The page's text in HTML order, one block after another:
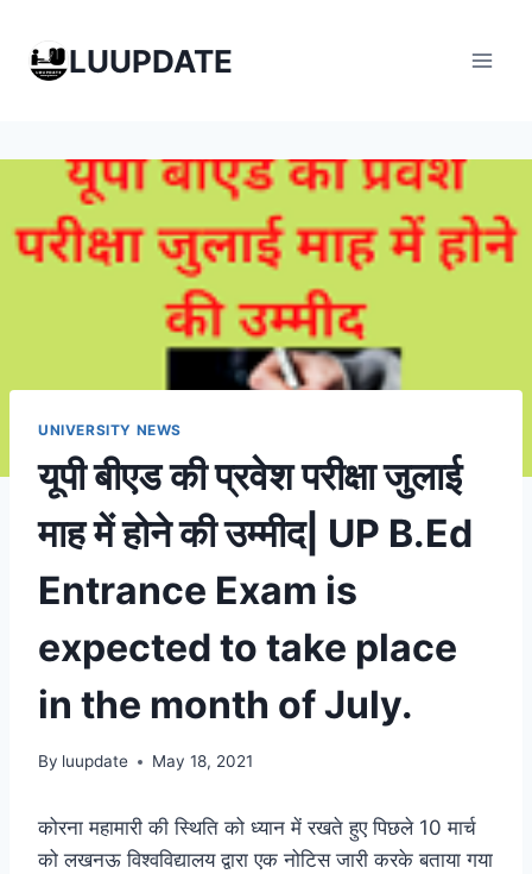
contentLUUPDATE
UNIVERSITY NEWS
यूपी बीएड की प्रवेश परीक्षा जुलाई
माह में होने की उम्मीद| UP B.Ed
Entrance Exam is
expected to take place
in the month of July.
By luupdate May 18, 2021
कोरना महामारी की स्थिति को ध्यान में रखते हुए पिछले 10 मार्च
को लखनऊ विश्वविद्यालय द्वारा एक नोटिस जारी करके बताया गया